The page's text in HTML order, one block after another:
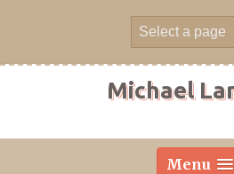
Michael
Menu